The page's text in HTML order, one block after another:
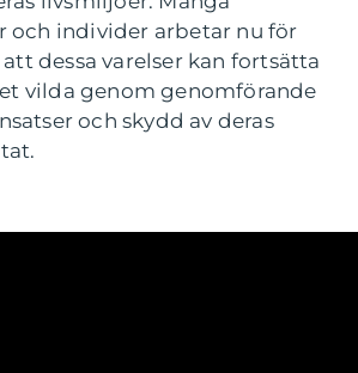
och individer arbetar nu för
dessa varelser kan fortsätta
vilda genom genomförande
och skydd av deras